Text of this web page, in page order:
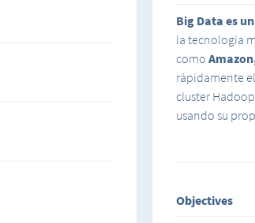
Big Data es
la tecnología
como
rápidamente
cluster
usando su
como
curso.
Objectives